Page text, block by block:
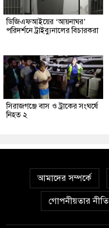
ডিজিএফআইয়ের ‘আয়নাঘর’
পরিদর্শনে ট্রাইব্যুনালের বিচারকরা
সিরাজগঞ্জে বাস ও ট্রাকের সংঘর্ষে
নিহত ২
আমাদের সম্পর্কে
গোপনীয়তার নীতি